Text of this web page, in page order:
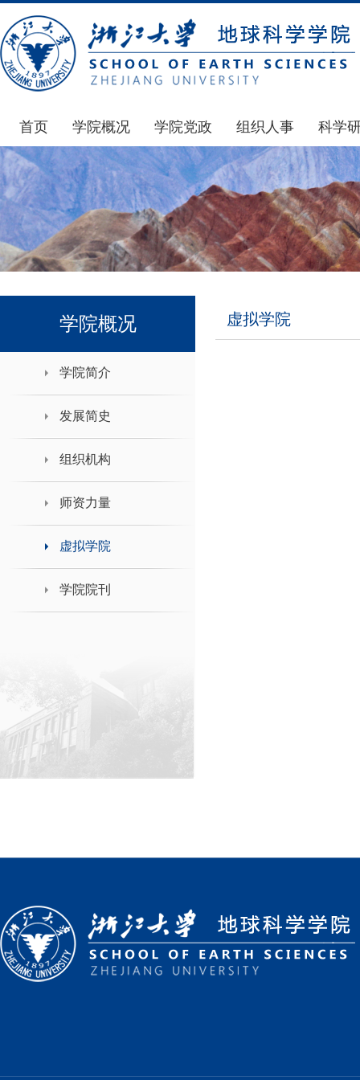
首页 学院概况
学院简介
发展简史
组织机构
师资力量
学院党政
通知公告
学院发文
党委会议纪要
党政联席会议纪要
组织人事
通知公告
博士后管理
人才招聘
年度考核
科学
国家
科研
通知
科研
学院概况
学院简介
发展简史
组织机构
师资力量
虚拟学院
学院院刊
虚拟学院